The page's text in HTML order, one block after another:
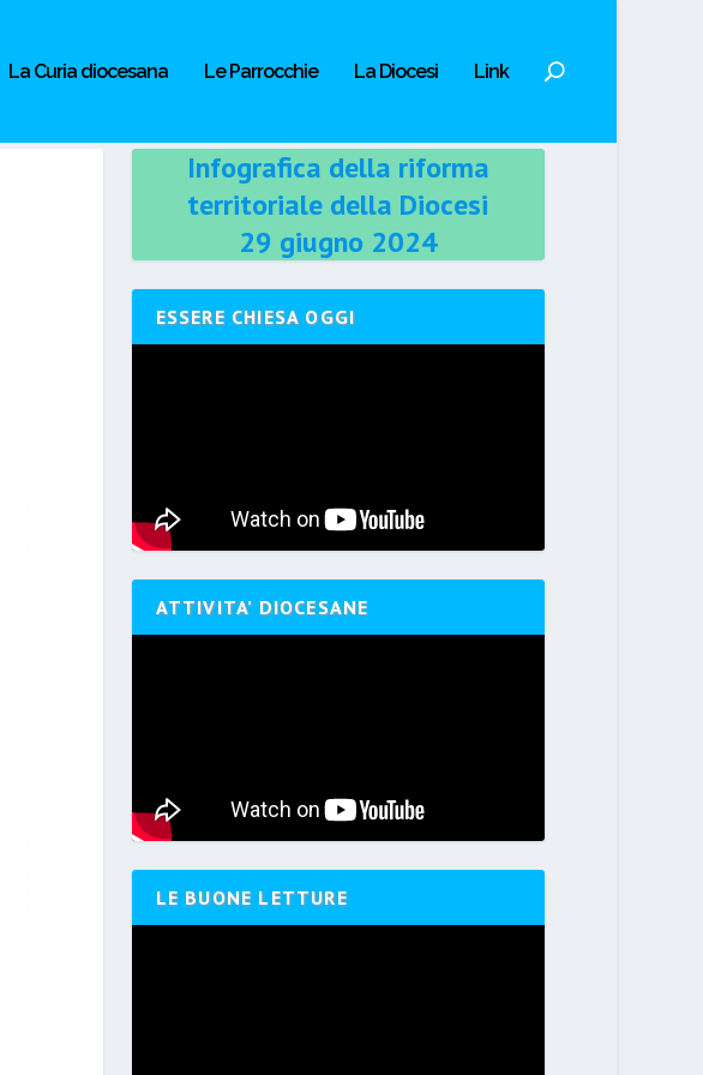
La Curia diocesana Le Parrocchie La Diocesi Link
Infografica della riforma
territoriale della Diocesi
29 giugno 2024
ESSERE CHIESA OGGI
ATTIVITA’ DIOCESANE
LE BUONE LETTURE